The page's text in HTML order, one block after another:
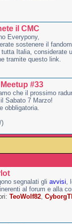
il CMC
Everypony,
sostenere il
tutta Italia, considerate
tramite questo link.
#33
che il prossimo
Sabato 7 Marzo!
obbligatoria.
)
segnalati gli avvisi,
inerenti al forum e alla
TeoWolf82,